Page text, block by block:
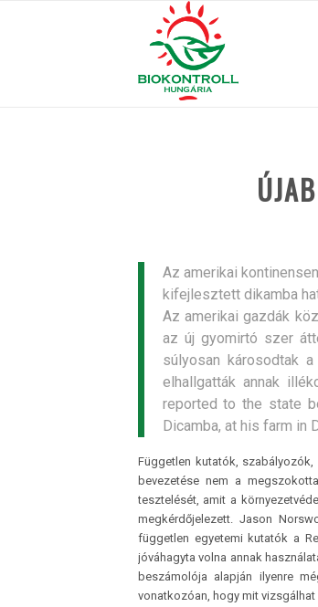
Az amerikai
kifejlesztett dikamba
Az amerikai gazdák
az új gyomirtó szer
súlyosan károsodtak
elhallgatták annak
reported to the state
Dicamba, at his farm in
Független kutatók,
bevezetése nem a
tesztelését, amit a
megkérdőjelezett. Jason
független egyetemi kutatók a
jóváhagyta volna annak
beszámolója alapján ilyenre
vonatkozóan, hogy mit vizsgálhat